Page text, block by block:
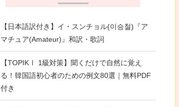
【日本語訳付き】イ・スンチョル(이승철)『ア
マチュア(Amateur)』和訳・歌詞
【TOPIKⅠ 1級対策】聞くだけで自然に覚え
る！韓国語初心者のための例文80選｜無料PDF
付き